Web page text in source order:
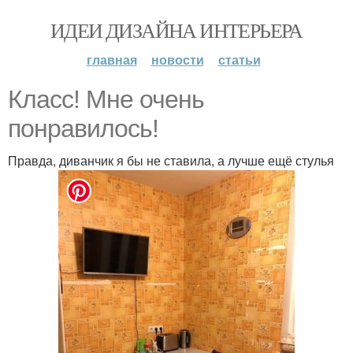
ИДЕИ ДИЗАЙНА ИНТЕРЬЕРА
главная новости статьи
Класс! Мне очень
понравилось!
Правда, диванчик я бы не ставила, а лучше ещё стулья